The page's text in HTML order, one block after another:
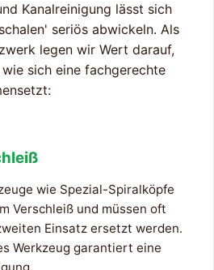
Kanalreinigung lässt sich
seriös abwickeln. Als
legen wir Wert darauf,
sich eine fachgerechte
wie Spezial-Spiralköpfe
Verschleiß und müssen oft
Einsatz ersetzt werden.
Werkzeug garantiert eine